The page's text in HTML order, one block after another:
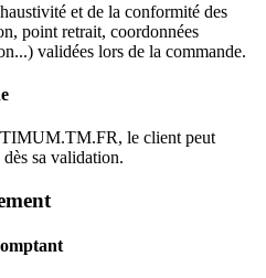
et de la conformité des
point retrait, coordonnées
validées lors de la commande.
le client peut
sa validation.